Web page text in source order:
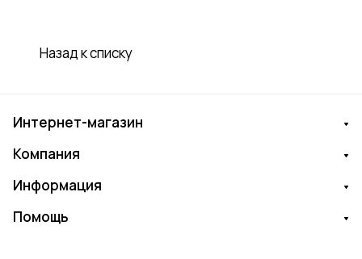
Назад к списку
Интернет-магазин
Компания
Информация
Помощь